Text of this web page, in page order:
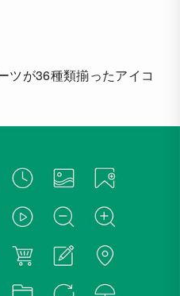
ツが36種類揃ったアイコ